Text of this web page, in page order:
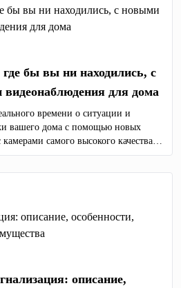
бы вы ни находились, с
для дома
времени о ситуации и
вашего дома с помощью новых
самого высокого качества.
продаже и монтажу оборудования
описание,